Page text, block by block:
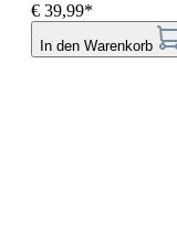
€ 39,99*
In den Warenkorb